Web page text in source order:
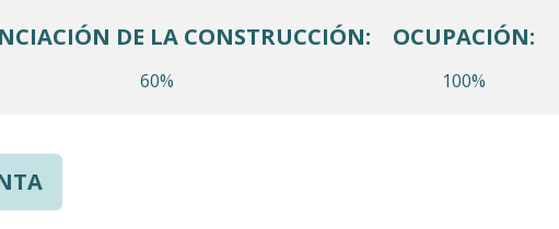
DE LA CONSTRUCCIÓN:
60%
OCUPACIÓN:
100%